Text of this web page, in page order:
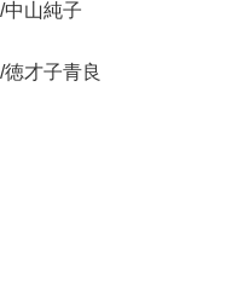
山純子
才子青良